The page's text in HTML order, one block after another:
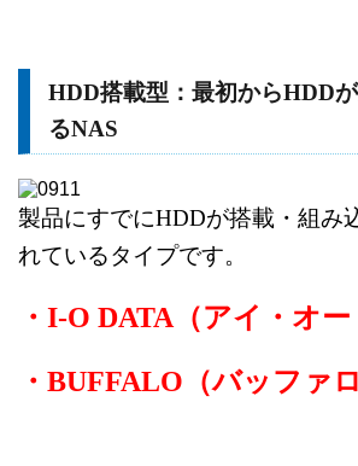
HDD搭載型：最初からHDD
るNAS
製品にすでにHDDが搭載・組み
れているタイプです。
・I-O DATA（アイ・オー
・BUFFALO（バッファロ